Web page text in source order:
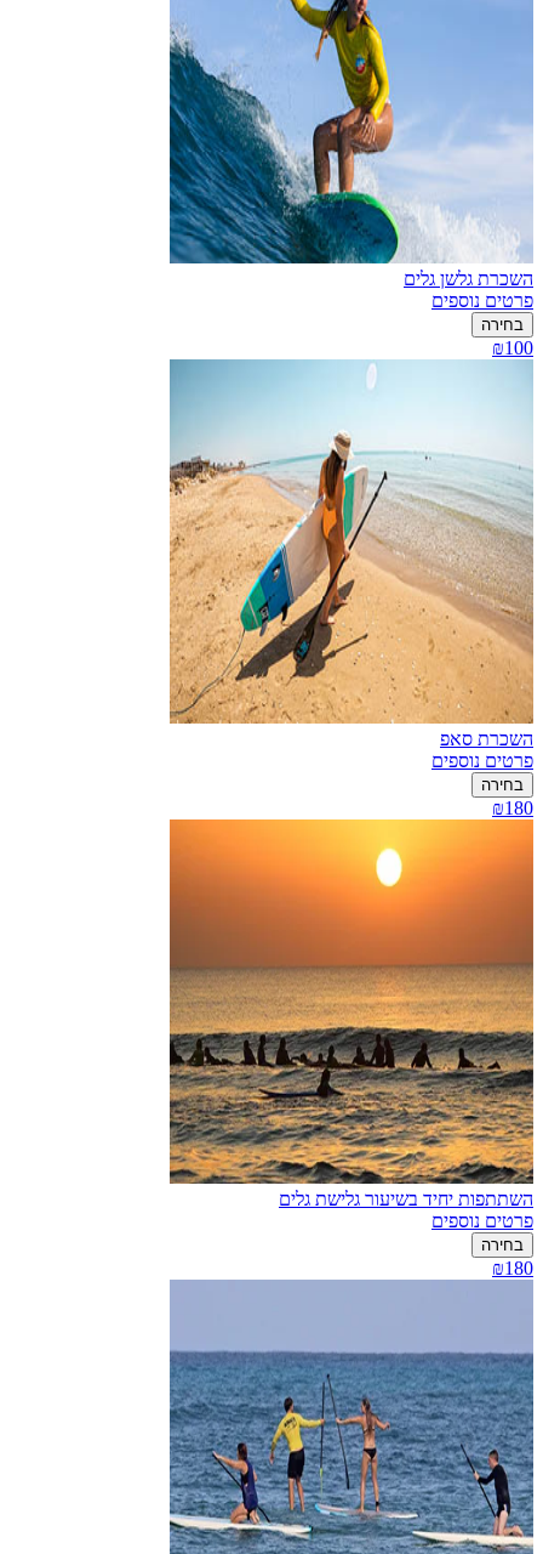
השכרת גלשן גלים
פרטים נוספים
בחירה
₪100
השכרת סאפ
פרטים נוספים
בחירה
₪180
השתתפות יחיד בשיעור גלישת גלים
פרטים נוספים
בחירה
₪180